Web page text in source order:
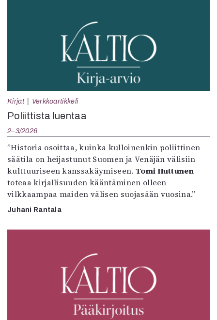
Kirjat Verkkoartikkeli
Poliittista luentaa
2–3/2026
”Historia osoittaa, kuinka kulloinenkin poliittinen
säätila on heijastunut Suomen ja Venäjän välisiin
kulttuuriseen kanssakäymiseen. Tomi Huttunen
toteaa kirjallisuuden kääntäminen olleen
vilkkaampaa maiden välisen suojasään vuosina.”
Juhani Rantala